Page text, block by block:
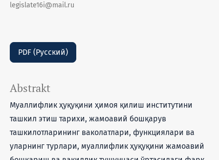
legislate16i@mail.ru
PDF (Русский)
Abstrakt
Муаллифлик ҳуқуқини ҳимоя қилиш институтини
ташкил этиш тарихи, жамоавий бошқарув
ташкилотларининг ваколатлари, функциялари ва
уларнинг турлари, муаллифлик ҳуқуқини жамоавий